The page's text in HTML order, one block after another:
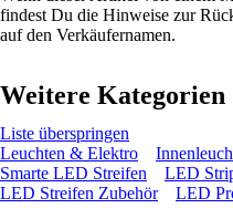
findest Du die Hinweise zur
auf den Verkäufernamen.
Weitere Kategorien
Liste überspringen
Leuchten & Elektro
Smarte LED Streifen
LED
LED Streifen Zubehör
LED